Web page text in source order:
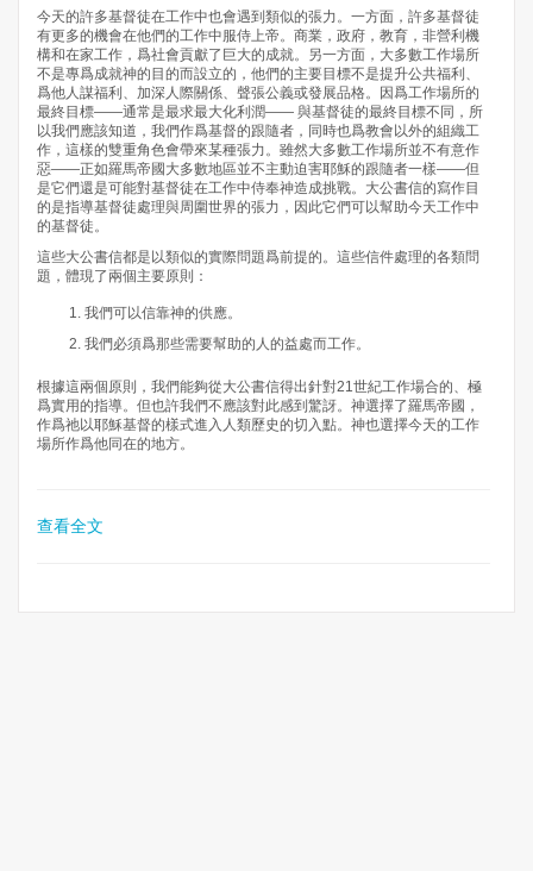
今天的許多基督徒在工作中也會遇到類似的張力。一方面，許多基督徒
有更多的機會在他們的工作中服侍上帝。商業，政府，教育，非營利機
構和在家工作，爲社會貢獻了巨大的成就。另一方面，大多數工作場所
不是專爲成就神的目的而設立的，他們的主要目標不是提升公共福利、
爲他人謀福利、加深人際關係、聲張公義或發展品格。因爲工作場所的
最終目標——通常是最求最大化利潤—— 與基督徒的最終目標不同，所
以我們應該知道，我們作爲基督的跟隨者，同時也爲教會以外的組織工
作，這樣的雙重角色會帶來某種張力。雖然大多數工作場所並不有意作
惡——正如羅馬帝國大多數地區並不主動迫害耶穌的跟隨者一樣——但
是它們還是可能對基督徒在工作中侍奉神造成挑戰。大公書信的寫作目
的是指導基督徒處理與周圍世界的張力，因此它們可以幫助今天工作中
的基督徒。
這些大公書信都是以類似的實際問題爲前提的。這些信件處理的各類問
題，體現了兩個主要原則：
我們可以信靠神的供應。
我們必須爲那些需要幫助的人的益處而工作。
根據這兩個原則，我們能夠從大公書信得出針對21世紀工作場合的、極
爲實用的指導。但也許我們不應該對此感到驚訝。神選擇了羅馬帝國，
作爲祂以耶穌基督的樣式進入人類歷史的切入點。神也選擇今天的工作
場所作爲他同在的地方。
查看全文